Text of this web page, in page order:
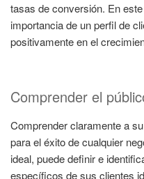
tasas de conversión. En
importancia de un perfil de
positivamente en el
Comprender el
Comprender claramente a
para el éxito de cualquier
ideal, puede definir e
específicos de sus clientes